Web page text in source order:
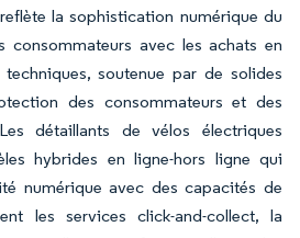
la sophistication numérique du
consommateurs avec les achats en
soutenue par de solides
des consommateurs et des
détaillants de vélos électriques
hybrides en ligne-hors ligne qui
numérique avec des capacités de
les services click-and-collect, la